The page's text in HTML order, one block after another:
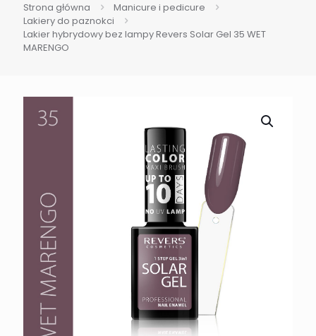
Strona główna
Manicure i pedicure
Lakiery do paznokci
Lakier hybrydowy bez lampy Revers Solar Gel 35 WET
MARENGO